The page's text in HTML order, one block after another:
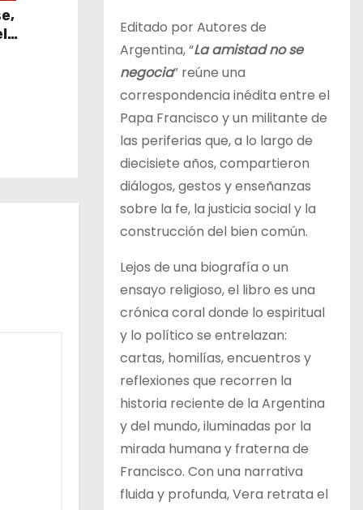
Editado por Autores de
Argentina, “La amistad no se
negocia” reúne una
correspondencia inédita entre el
Papa Francisco y un militante de
las periferias que, a lo largo de
diecisiete años, compartieron
diálogos, gestos y enseñanzas
sobre la fe, la justicia social y la
construcción del bien común.
Lejos de una biografía o un
ensayo religioso, el libro es una
crónica coral donde lo espiritual
y lo político se entrelazan:
cartas, homilías, encuentros y
reflexiones que recorren la
historia reciente de la Argentina
y del mundo, iluminadas por la
mirada humana y fraterna de
Francisco. Con una narrativa
fluida y profunda, Vera retrata el